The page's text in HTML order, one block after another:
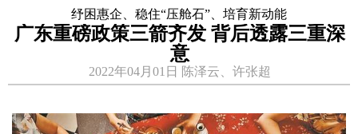
纾困惠企、稳住“压舱石”、培育新动能
广东重磅政策三箭齐发 背后透露三重深
意
2022年04月01日 陈泽云、许张超